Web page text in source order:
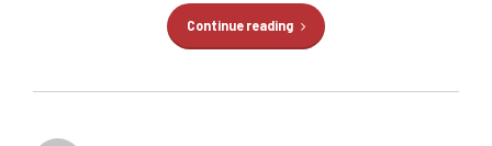
Continue reading